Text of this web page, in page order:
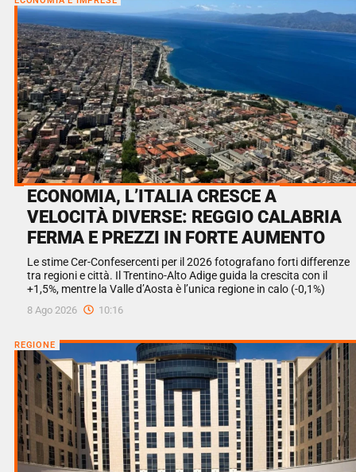
ECONOMIA, L’ITALIA CRESCE A
VELOCITÀ DIVERSE: REGGIO CALABRIA
FERMA E PREZZI IN FORTE AUMENTO
Le stime Cer-Confesercenti per il 2026 fotografano forti differenze
tra regioni e città. Il Trentino-Alto Adige guida la crescita con il
+1,5%, mentre la Valle d’Aosta è l’unica regione in calo (-0,1%)
8 Ago 2026 10:16
REGIONE